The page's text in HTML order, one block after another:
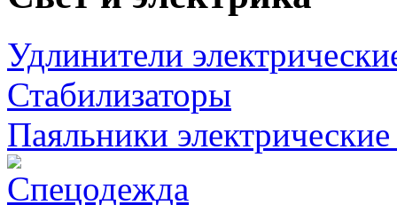
Удлинители
Стабилизаторы
Паяльники